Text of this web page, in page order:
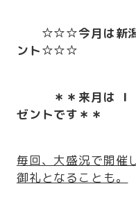
☆☆☆今月は新潟
ント☆☆☆
＊＊来月は Ｉ 県
ゼントです＊＊
毎回、大盛況で開催
御礼となることも。